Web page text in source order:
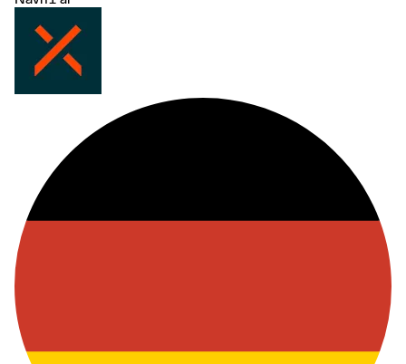
offer flexible and easy access to a wide range of markets and asset
classes.